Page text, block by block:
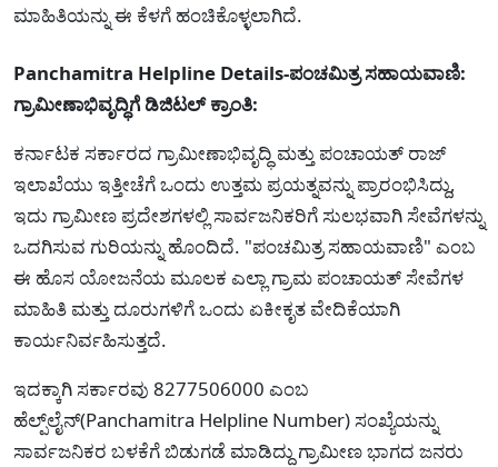
ಮಾಹಿತಿಯನ್ನು ಈ ಕೆಳಗೆ ಹಂಚಿಕೊಳ್ಳಲಾಗಿದೆ.
Panchamitra Helpline Details-ಪಂಚಮಿತ್ರ ಸಹಾಯವಾಣಿ:
ಗ್ರಾಮೀಣಾಭಿವೃದ್ಧಿಗೆ ಡಿಜಿಟಲ್ ಕ್ರಾಂತಿ:
ಕರ್ನಾಟಕ ಸರ್ಕಾರದ ಗ್ರಾಮೀಣಾಭಿವೃದ್ಧಿ ಮತ್ತು ಪಂಚಾಯತ್ ರಾಜ್
ಇಲಾಖೆಯು ಇತ್ತೀಚೆಗೆ ಒಂದು ಉತ್ತಮ ಪ್ರಯತ್ನವನ್ನು ಪ್ರಾರಂಭಿಸಿದ್ದು,
ಇದು ಗ್ರಾಮೀಣ ಪ್ರದೇಶಗಳಲ್ಲಿ ಸಾರ್ವಜನಿಕರಿಗೆ ಸುಲಭವಾಗಿ ಸೇವೆಗಳನ್ನು
ಒದಗಿಸುವ ಗುರಿಯನ್ನು ಹೊಂದಿದೆ. "ಪಂಚಮಿತ್ರ ಸಹಾಯವಾಣಿ" ಎಂಬ
ಈ ಹೊಸ ಯೋಜನೆಯ ಮೂಲಕ ಎಲ್ಲಾ ಗ್ರಾಮ ಪಂಚಾಯತ್ ಸೇವೆಗಳ
ಮಾಹಿತಿ ಮತ್ತು ದೂರುಗಳಿಗೆ ಒಂದು ಏಕೀಕೃತ ವೇದಿಕೆಯಾಗಿ
ಕಾರ್ಯನಿರ್ವಹಿಸುತ್ತದೆ.
ಇದಕ್ಕಾಗಿ ಸರ್ಕಾರವು 8277506000 ಎಂಬ
ಹೆಲ್ಪ್‌ಲೈನ್(Panchamitra Helpline Number) ಸಂಖ್ಯೆಯನ್ನು
ಸಾರ್ವಜನಿಕರ ಬಳಕೆಗೆ ಬಿಡುಗಡೆ ಮಾಡಿದ್ದು ಗ್ರಾಮೀಣ ಭಾಗದ ಜನರು